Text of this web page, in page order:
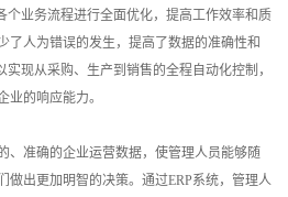
个业务流程进行全面优化，提高工作效率和质
了人为错误的发生，提高了数据的准确性和
实现从采购、生产到销售的全程自动化控制，
业的响应能力。
、准确的企业运营数据，使管理人员能够随
做出更加明智的决策。通过ERP系统，管理人